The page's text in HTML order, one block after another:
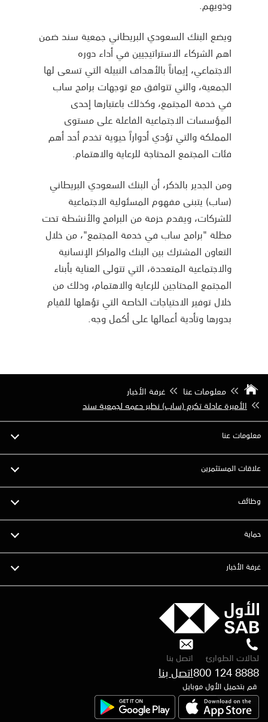
وذويهم.
ويضع البنك السعودي البريطاني جمعية سند ضمن
اهم الشركاء الاستراتيجيين في أداء دوره
الاجتماعي، إيماناً بالأهداف النبيلة التي تسعى لها
الجمعية، والتي تتوافق مع توجهات برامج ساب
في خدمة المجتمع، وكذلك باعتبارها إحدى
المؤسسات الاجتماعية الفاعلة على مستوى
المملكة والتي تؤدي أدواراً حيوية تخدم أحد أهم
فئات المجتمع المحتاجة للرعاية والاهتمام.
ومن الجدير بالذكر، أن البنك السعودي البريطاني
(ساب) يتبنى مفهوم المسئولية الاجتماعية
للشركات، ويقدم حزمة من البرامج والأنشطة تحت
مظلة "برامج ساب في خدمة المجتمع"، من خلال
التعاون المشترك بين البنك والمراكز الإنسانية
والاجتماعية المتعددة، التي تتولى العناية بأبناء
المجتمع المحتاجين للرعاية والاهتمام، وذلك من
خلال توفير الاحتياجات الخاصة التي تؤهلها للقيام
بدورها وتأدية أعمالها على أكمل وجه.
معلومات عنا
غرفة الأخبار
الأميرة عادلة تكرم (ساب) نظير دعمه لجمعية سند
معلومات عنا
علاقات المستثمرين
وظائف
حماية
غرفة الأخبار
لحالات الطوارئ
800 124 8888
اتصل بنا
قم بتحميل الأول موبايل